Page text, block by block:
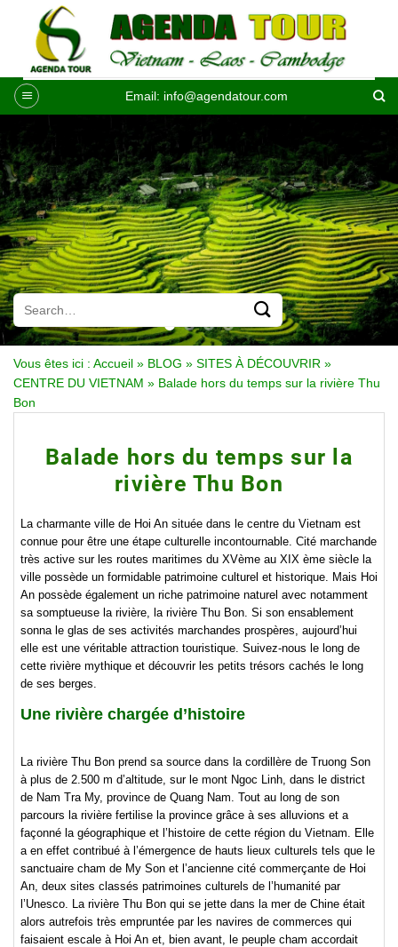
contenu
Email: info@agendatour.com
Vous êtes ici : Accueil » BLOG » SITES À DÉCOUVRIR »
CENTRE DU VIETNAM » Balade hors du temps sur la rivière Thu
Bon
Balade hors du temps sur la
rivière Thu Bon
La charmante ville de Hoi An située dans le centre du Vietnam est
connue pour être une étape culturelle incontournable. Cité marchande
très active sur les routes maritimes du XVème au XIX ème siècle la
ville possède un formidable patrimoine culturel et historique. Mais Hoi
An possède également un riche patrimoine naturel avec notamment
sa somptueuse la rivière, la rivière Thu Bon. Si son ensablement
sonna le glas de ses activités marchandes prospères, aujourd’hui
elle est une véritable attraction touristique. Suivez-nous le long de
cette rivière mythique et découvrir les petits trésors cachés le long
de ses berges.
Une rivière chargée d’histoire
La rivière Thu Bon prend sa source dans la cordillère de Truong Son
à plus de 2.500 m d’altitude, sur le mont Ngoc Linh, dans le district
de Nam Tra My, province de Quang Nam. Tout au long de son
parcours la rivière fertilise la province grâce à ses alluvions et a
façonné la géographique et l’histoire de cette région du Vietnam. Elle
a en effet contribué à l’émergence de hauts lieux culturels tels que le
sanctuaire cham de My Son et l’ancienne cité commerçante de Hoi
An, deux sites classés patrimoines culturels de l’humanité par
l’Unesco. La rivière Thu Bon qui se jette dans la mer de Chine était
alors autrefois très empruntée par les navires de commerces qui
faisaient escale à Hoi An et, bien avant, le peuple cham accordait